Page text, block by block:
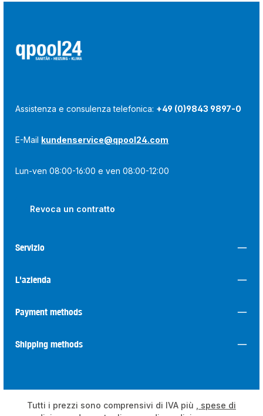
Assistenza e consulenza telefonica: +49 (0)9843 9897-0
E-Mail kundenservice@qpool24.com
Lun-ven 08:00-16:00 e ven 08:00-12:00
Revoca un contratto
Servizio
L'azienda
Payment methods
Shipping methods
Tutti i prezzi sono comprensivi di IVA più
, spese di